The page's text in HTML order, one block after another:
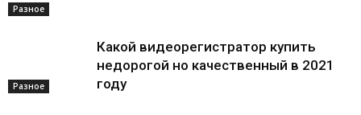
Разное
Разное
Какой видеорегистратор купить
недорогой но качественный в 2021
году